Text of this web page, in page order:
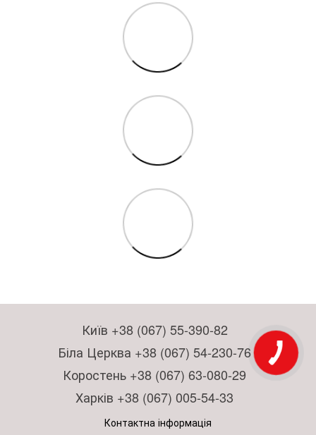
Київ +38 (067) 55-390-82
Біла Церква +38 (067) 54-230-76
Коростень +38 (067) 63-080-29
Харків +38 (067) 005-54-33
Контактна інформація